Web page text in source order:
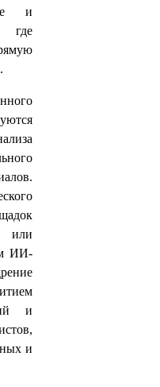
и
где
ИИ-
и
и